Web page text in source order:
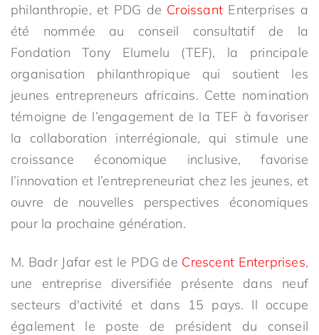
philanthropie, et PDG de Croissant Enterprises a
été nommée au conseil consultatif de la
Fondation Tony Elumelu (TEF), la principale
organisation philanthropique qui soutient les
jeunes entrepreneurs africains. Cette nomination
témoigne de l’engagement de la TEF à favoriser
la collaboration interrégionale, qui stimule une
croissance économique inclusive, favorise
l’innovation et l’entrepreneuriat chez les jeunes, et
ouvre de nouvelles perspectives économiques
pour la prochaine génération.
M. Badr Jafar est le PDG de Crescent Enterprises,
une entreprise diversifiée présente dans neuf
secteurs d'activité et dans 15 pays. Il occupe
également le poste de président du conseil